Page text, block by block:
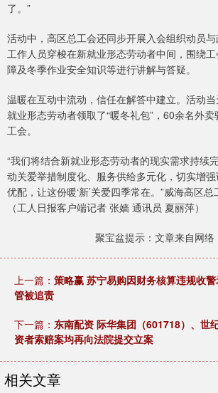
了。”
活动中，高区总工会还同步开展入会组织动员
工作人员穿梭在新就业形态劳动者中间，围绕
障及冬季作业安全知识等进行讲解与答疑。
温暖在互动中流动，信任在解答中建立。活动
就业形态劳动者领取了“暖冬礼包”，60余名外
工会。
“我们将结合新就业形态劳动者的现实需求持续
动关爱举措制度化、服务供给多元化，切实增
优配，让这份暖‘新’关爱四季常在。”威海高区总
（工人日报客户端记者 张嫱 通讯员 夏丽萍）
聚宝盆提示：文章来自网络
上一篇： 策略赢 苏宁易购因财务核算违规收
管被追责
下一篇： 东南配资 际华集团（601718）、世
资者索赔案均再向法院提交立案
相关文章